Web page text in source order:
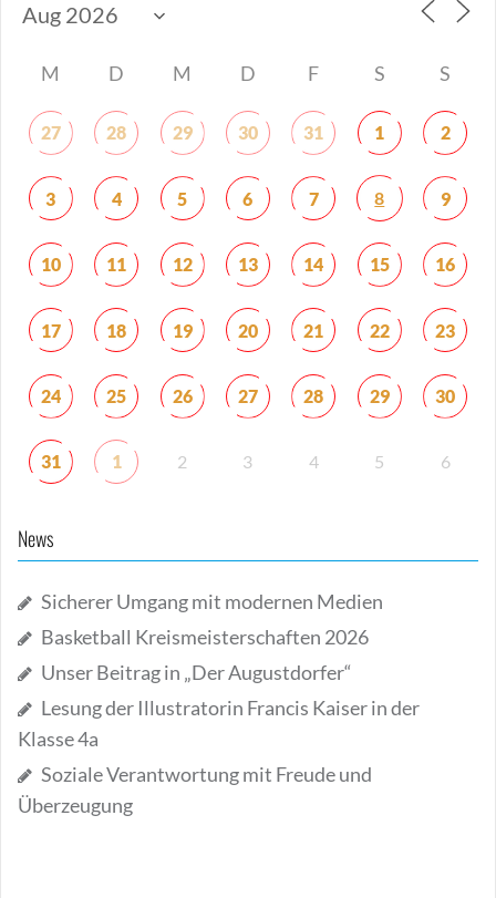
M D M D F S S
27 28 29 30 31 1 2
3 4 5 6 7 8 9
10 11 12 13 14 15 16
17 18 19 20 21 22 23
24 25 26 27 28 29 30
31 1 2 3 4 5 6
News
Sicherer Umgang mit modernen Medien
Basketball Kreismeisterschaften 2026
Unser Beitrag in „Der Augustdorfer“
Lesung der Illustratorin Francis Kaiser in der
Klasse 4a
Soziale Verantwortung mit Freude und
Überzeugung